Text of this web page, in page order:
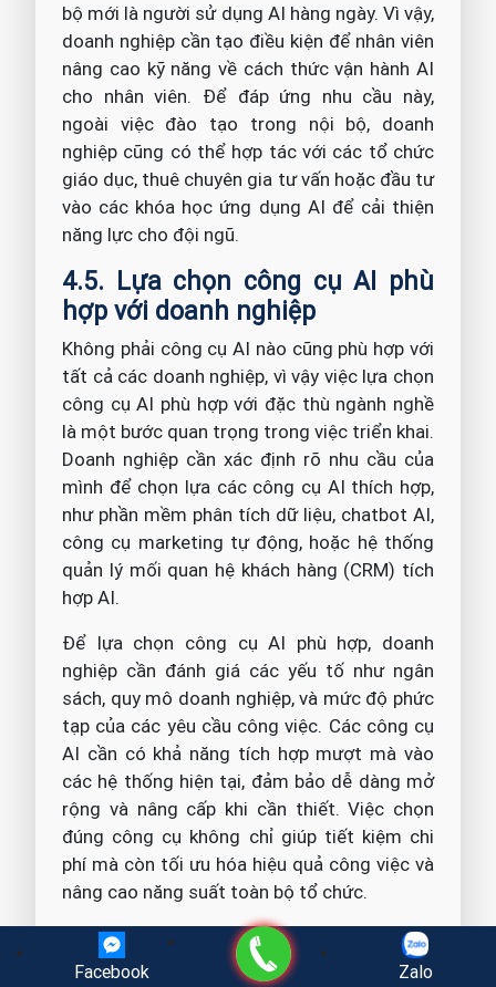
bộ mới là người sử dụng AI hàng ngày. Vì vậy,
doanh nghiệp cần tạo điều kiện để nhân viên
nâng cao kỹ năng về cách thức vận hành AI
cho nhân viên. Để đáp ứng nhu cầu này,
ngoài việc đào tạo trong nội bộ, doanh
nghiệp cũng có thể hợp tác với các tổ chức
giáo dục, thuê chuyên gia tư vấn hoặc đầu tư
vào các khóa học ứng dụng AI để cải thiện
năng lực cho đội ngũ.
4.5. Lựa chọn công cụ AI phù
hợp với doanh nghiệp
Không phải công cụ AI nào cũng phù hợp với
tất cả các doanh nghiệp, vì vậy việc lựa chọn
công cụ AI phù hợp với đặc thù ngành nghề
là một bước quan trọng trong việc triển khai.
Doanh nghiệp cần xác định rõ nhu cầu của
mình để chọn lựa các công cụ AI thích hợp,
như phần mềm phân tích dữ liệu, chatbot AI,
công cụ marketing tự động, hoặc hệ thống
quản lý mối quan hệ khách hàng (CRM) tích
hợp AI.
Để lựa chọn công cụ AI phù hợp, doanh
nghiệp cần đánh giá các yếu tố như ngân
sách, quy mô doanh nghiệp, và mức độ phức
tạp của các yêu cầu công việc. Các công cụ
AI cần có khả năng tích hợp mượt mà vào
các hệ thống hiện tại, đảm bảo dễ dàng mở
rộng và nâng cấp khi cần thiết. Việc chọn
đúng công cụ không chỉ giúp tiết kiệm chi
phí mà còn tối ưu hóa hiệu quả công việc và
nâng cao năng suất toàn bộ tổ chức.
4.6. Tích hợp AI vào các quy
trình kinh doanh hiện tại
Facebook
Gọi điện
Zalo